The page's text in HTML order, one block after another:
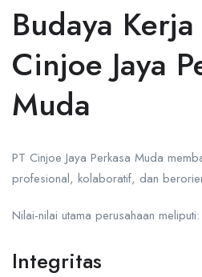
Budaya
Cinjoe Jaya
Muda
PT Cinjoe Jaya Perkasa Muda
profesional, kolaboratif, dan
Nilai-nilai utama perusahaan meliputi:
Integritas